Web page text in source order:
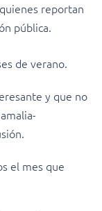
reportan
pública.
de verano.
y que no
el mes que